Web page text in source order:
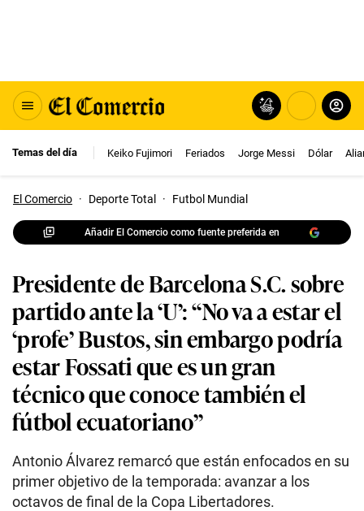
Temas del día Keiko Fujimori Feriados Jorge Messi Dólar
El Comercio · Deporte Total · Futbol Mundial
Añadir El Comercio como fuente preferida en
Presidente de Barcelona S.C. sobre
partido ante la ‘U’: “No va a estar el
‘profe’ Bustos, sin embargo podría
estar Fossati que es un gran
técnico que conoce también el
fútbol ecuatoriano”
Antonio Álvarez remarcó que están enfocados en su
primer objetivo de la temporada: avanzar a los
octavos de final de la Copa Libertadores.